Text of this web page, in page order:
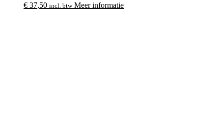
€ 37,50 incl. btw Meer informatie